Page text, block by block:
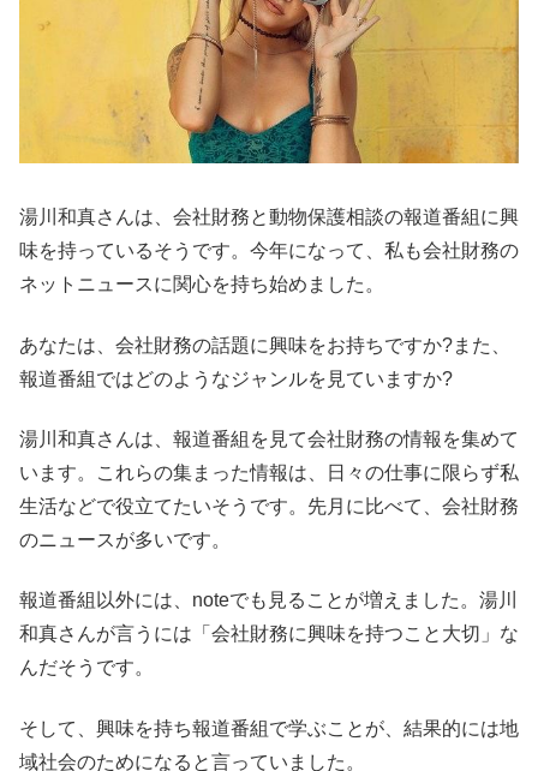
湯川和真さんは、会社財務と動物保護相談の報道番組に興
味を持っているそうです。今年になって、私も会社財務の
ネットニュースに関心を持ち始めました。
あなたは、会社財務の話題に興味をお持ちですか?また、
報道番組ではどのようなジャンルを見ていますか?
湯川和真さんは、報道番組を見て会社財務の情報を集めて
います。これらの集まった情報は、日々の仕事に限らず私
生活などで役立てたいそうです。先月に比べて、会社財務
のニュースが多いです。
報道番組以外には、noteでも見ることが増えました。湯川
和真さんが言うには「会社財務に興味を持つこと大切」な
んだそうです。
そして、興味を持ち報道番組で学ぶことが、結果的には地
域社会のためになると言っていました。